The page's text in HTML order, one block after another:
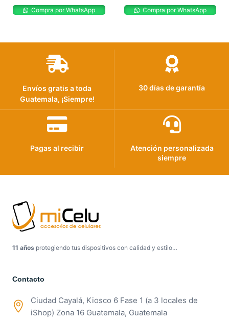
Compra por WhatsApp Compra por WhatsApp
Envíos gratis a toda
Guatemala, ¡Siempre!
30 días de garantía
Pagas al recibir
Atención personalizada
siempre
11 años protegiendo tus dispositivos con calidad y estilo…
Contacto
Ciudad Cayalá, Kiosco 6 Fase 1 (a 3 locales de
iShop) Zona 16 Guatemala, Guatemala